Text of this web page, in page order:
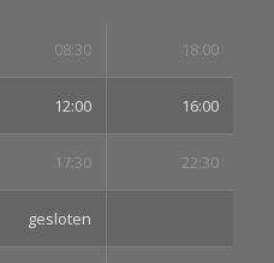
08:30 18:00
12:00 16:00
17:30 22:30
gesloten